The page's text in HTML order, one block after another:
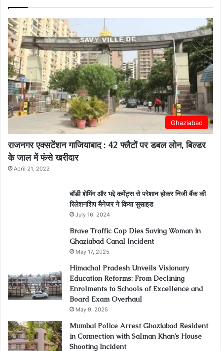
Ghaziabad
राजनगर एक्सटेंशन गाजियाबाद : 42 फ्लैटों पर डबल लोन, बिल्डर
के जाल में फंसे खरीदार
April 21, 2022
बॉडी शेमिंग और भद्दे कमेंट्स से परेशान होकर निजी बैंक की
रिलेशनशिप मैनेजर ने किया सुसाइड
July 16, 2024
Brave Traffic Cop Dies Saving Woman in
Ghaziabad Canal Incident
May 17, 2025
Himachal Pradesh Unveils Visionary
Education Reforms: From Declining
Enrolments to Schools of Excellence and
Board Exam Overhaul
May 9, 2025
Mumbai Police Arrest Ghaziabad Resident
in Connection with Salman Khan’s House
Shooting Incident